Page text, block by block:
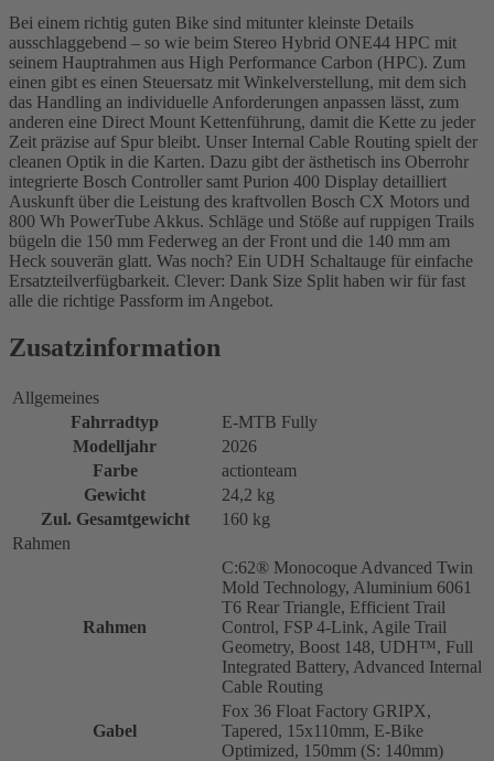
Bei einem richtig guten Bike sind mitunter kleinste Details
ausschlaggebend – so wie beim Stereo Hybrid ONE44 HPC mit
seinem Hauptrahmen aus High Performance Carbon (HPC). Zum
einen gibt es einen Steuersatz mit Winkelverstellung, mit dem sich
das Handling an individuelle Anforderungen anpassen lässt, zum
anderen eine Direct Mount Kettenführung, damit die Kette zu jeder
Zeit präzise auf Spur bleibt. Unser Internal Cable Routing spielt der
cleanen Optik in die Karten. Dazu gibt der ästhetisch ins Oberrohr
integrierte Bosch Controller samt Purion 400 Display detailliert
Auskunft über die Leistung des kraftvollen Bosch CX Motors und
800 Wh PowerTube Akkus. Schläge und Stöße auf ruppigen Trails
bügeln die 150 mm Federweg an der Front und die 140 mm am
Heck souverän glatt. Was noch? Ein UDH Schaltauge für einfache
Ersatzteilverfügbarkeit. Clever: Dank Size Split haben wir für fast
alle die richtige Passform im Angebot.
Zusatzinformation
Allgemeines
Fahrradtyp
E-MTB Fully
Modelljahr
2026
Farbe
actionteam
Gewicht
24,2 kg
Zul. Gesamtgewicht
160 kg
Rahmen
Rahmen
C:62® Monocoque Advanced Twin
Mold Technology, Aluminium 6061
T6 Rear Triangle, Efficient Trail
Control, FSP 4-Link, Agile Trail
Geometry, Boost 148, UDH™, Full
Integrated Battery, Advanced Internal
Cable Routing
Gabel
Fox 36 Float Factory GRIPX,
Tapered, 15x110mm, E-Bike
Optimized, 150mm (S: 140mm)